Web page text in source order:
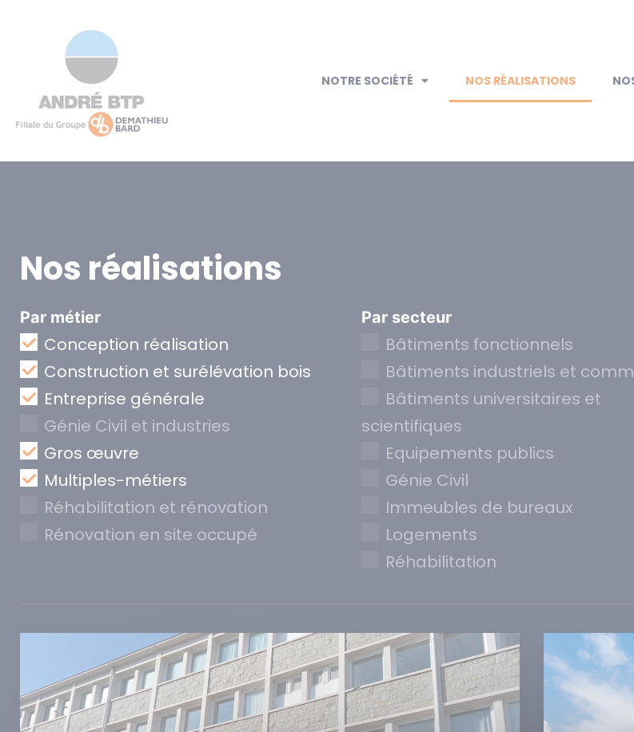
NOTRE SOCIÉTÉ NOS RÉALISATIONS
Nos réalisations
Par métier
Conception réalisation
Construction et surélévation bois
Entreprise générale
Génie Civil et industries
Gros œuvre
Multiples-métiers
Réhabilitation et rénovation
Rénovation en site occupé
Par secteur
Bâtiments fonctionnels
Bâtiments industriels et
Bâtiments universitaires et
scientifiques
Equipements publics
Génie Civil
Immeubles de bureaux
Logements
Réhabilitation